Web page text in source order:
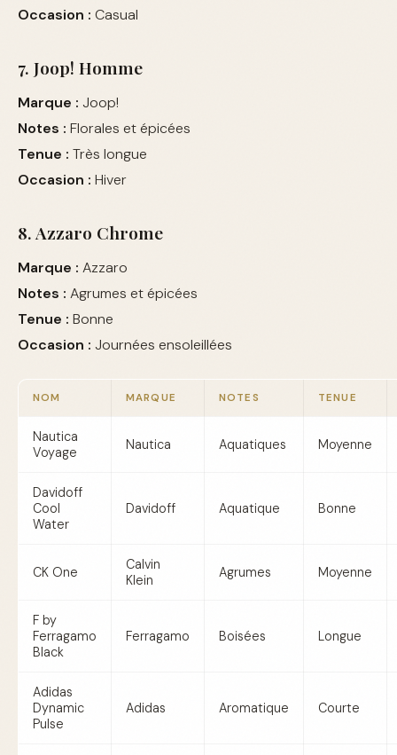
Occasion : Casual
7. Joop! Homme
Marque : Joop!
Notes : Florales et épicées
Tenue : Très longue
Occasion : Hiver
8. Azzaro Chrome
Marque : Azzaro
Notes : Agrumes et épicées
Tenue : Bonne
Occasion : Journées ensoleillées
NOM MARQUE NOTES TENUE
Nautica
Voyage
Nautica Aquatiques Moyenne
Davidoff
Cool
Water
Davidoff Aquatique Bonne
CK One
Calvin
Klein
Agrumes Moyenne
F by
Ferragamo
Black
Ferragamo Boisées Longue
Adidas
Dynamic
Pulse
Adidas Aromatique Courte